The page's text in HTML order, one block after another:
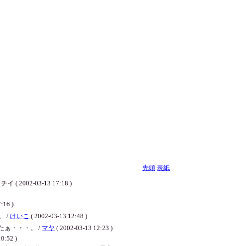
先頭 表紙
イ ( 2002-03-13 17:18 )
)
/ けいこ ( 2002-03-13 12:48 )
ぁ・・・。 / マヤ ( 2002-03-13 12:23 )
)